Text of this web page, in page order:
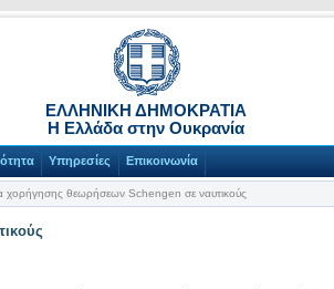
ΕΛΛΗΝΙΚΗ ΔΗΜΟΚΡΑΤΙΑ
Η Ελλάδα στην Ουκρανία
Υπηρεσίες Επικοινωνία
χορήγησης θεωρήσεων Schengen σε ναυτικούς